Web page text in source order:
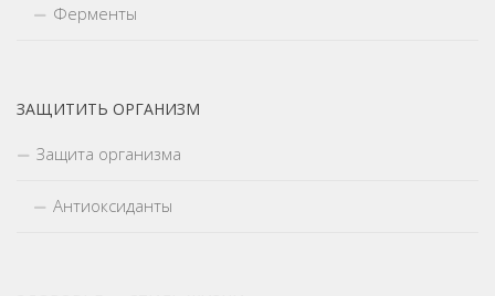
Ферменты
ЗАЩИТИТЬ ОРГАНИЗМ
Защита организма
Антиоксиданты